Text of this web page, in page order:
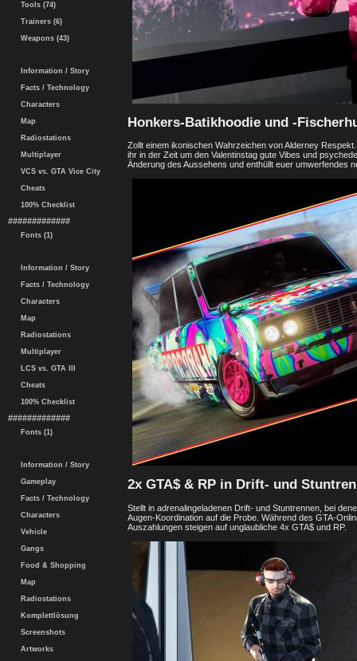
Tools (74)
Trainers (6)
Weapons (43)
Information / Story
Facts / Technology
Characters
Map
Radiostations
Multiplayer
VCS vs. GTA Vice City
Cheats
100% Checklist
#############
Fonts (1)
Information / Story
Facts / Technology
Characters
Map
Radiostations
Multiplayer
LCS vs. GTA III
Cheats
100% Checklist
#############
Fonts (1)
Information / Story
Gameplay
Facts / Technology
Characters
Vehicle
Gangs
Food & Shopping
Map
Radiostations
Komplettlösung
Screenshots
Artworks
Honkers-Batikhoodie und -
Zollt einem ikonischen Wahrzeichen von Alderney
ihr in der Zeit um den Valentinstag gute Vibes und
Änderung des Aussehens und enthüllt euer umwerfendes
2x GTA$ & RP in Drift- und
Stellt in adrenalingeladenen Drift- und Stuntrennen, bei
Augen-Koordination auf die Probe. Während des GTA-
Auszahlungen steigen auf unglaubliche 4x GTA$ und RP.